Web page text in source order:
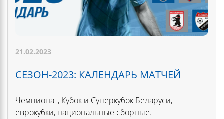
21.02.2023
СЕЗОН-2023: КАЛЕНДАРЬ МАТЧЕЙ
Чемпионат, Кубок и Суперкубок Беларуси,
еврокубки, национальные сборные.